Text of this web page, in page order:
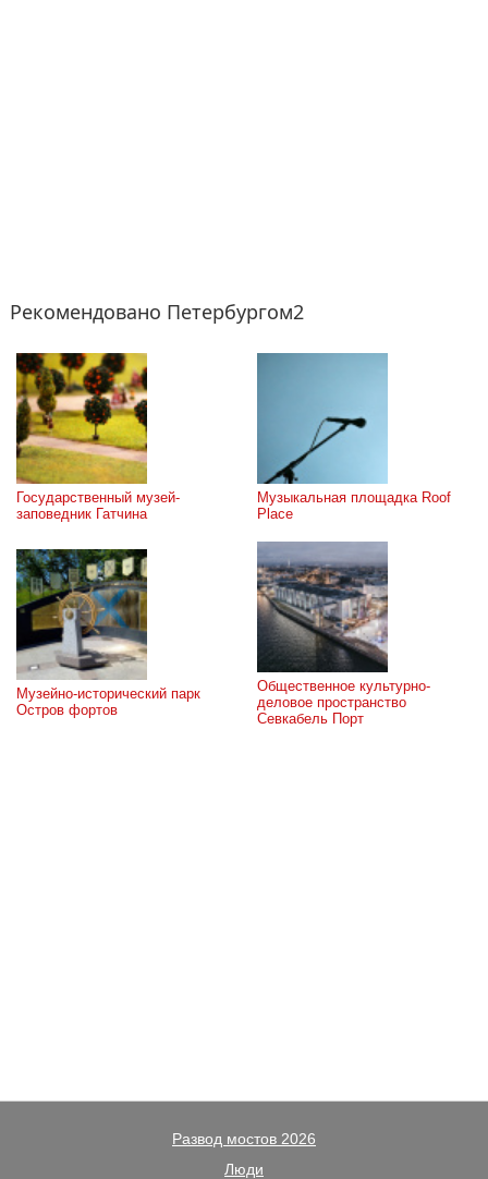
Рекомендовано Петербургом2
Государственный музей-
заповедник Гатчина
Музыкальная площадка Roof
Place
Музейно-исторический парк
Остров фортов
Общественное культурно-
деловое пространство
Севкабель Порт
Развод мостов 2026
Люди